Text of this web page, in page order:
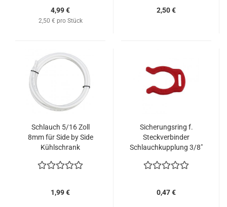
4,99 €
2,50 € pro Stück
2,50 €
Schlauch 5/16 Zoll
8mm für Side by Side
Kühlschrank
1,99 €
Sicherungsring f.
Steckverbinder
Schlauchkupplung 3/8"
0,47 €